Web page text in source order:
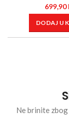
699,90
DODAJ U
Ne brinite zbog